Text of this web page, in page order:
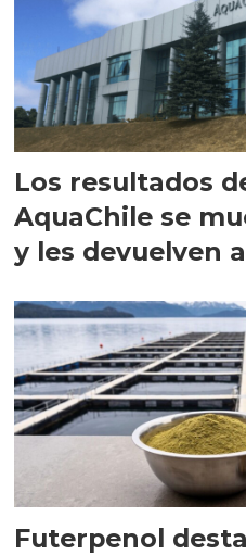
Los resultados
AquaChile se
y les devuelven
Futerpenol